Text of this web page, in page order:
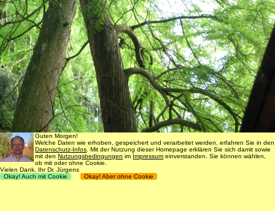
Guten Morgen!
Welche Daten wie erhoben, gespeichert und verarbeitet werden, erfahren Sie in den
Datenschutz-Infos . Mit der Nutzung dieser Homepage erklären Sie sich damit sowie
mit denNutzungsbedingungen im Impressum einverstanden. Sie können wählen,
ob mit oder ohne Cookie.
Vielen Dank, Ihr Dr. Jürgens
Okay! Auch mit Cookie
Okay! Aber ohne Cookie